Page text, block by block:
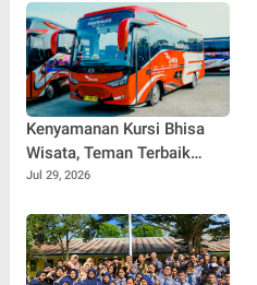
Kenyamanan Kursi Bhisa
Wisata, Teman Terbaik
untuk Perjalanan Jauh
Jul 29, 2026